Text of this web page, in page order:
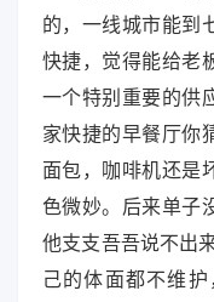
的，一线城市能到
快捷，觉得能给老
一个特别重要的供
家快捷的早餐厅你
面包，咖啡机还是
色微妙。后来单子
他支支吾吾说不出
己的体面都不维